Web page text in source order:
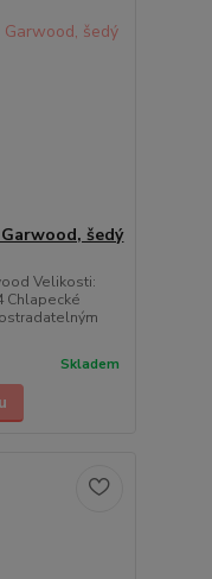
šedý
Velikosti:
Chlapecké
Skladem